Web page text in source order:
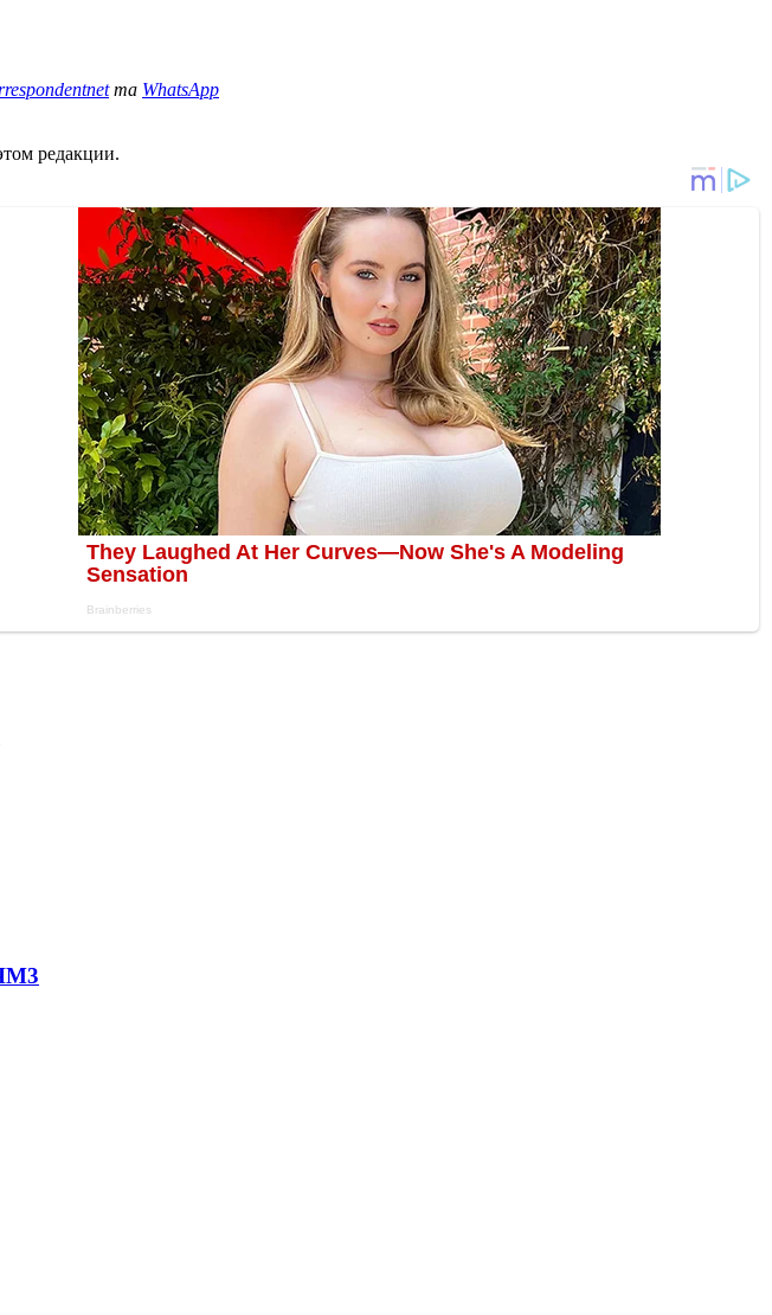
та WhatsApp
редакции.
3